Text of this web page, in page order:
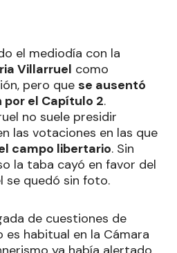
el mediodía con la
Villarruel como
pero que se ausentó
el Capítulo 2.
no suele presidir
las votaciones en las que
campo libertario. Sin
la taba cayó en favor del
se quedó sin foto.
de cuestiones de
es habitual en la Cámara